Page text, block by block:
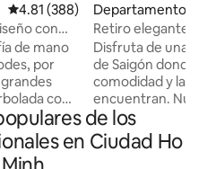
Calificación promedio: 4.81 de
4.81 (388)
con
de mano
por
con
corazón
Departamento en
Retiro elegante |
con piscina
Disfruta de una
de Saigón donde
comodidad y la
encuentran.
apartamento
piscina privada
de alta gama,
de los
en Ciudad Ho